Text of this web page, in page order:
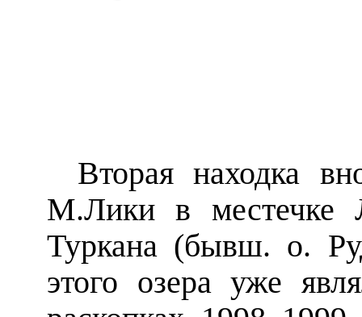
Вторая находка
М.Лики в местечке
Туркана (бывш. о.
этого озера уже